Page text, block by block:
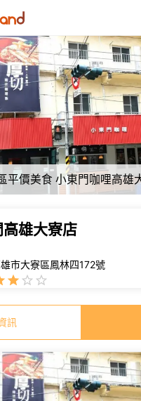
雄大寮店
市大寮區鳳林四172號
訊